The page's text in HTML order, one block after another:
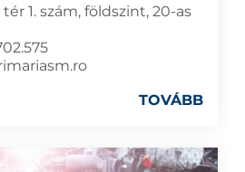
1. szám, földszint, 20-as
TOVÁBB